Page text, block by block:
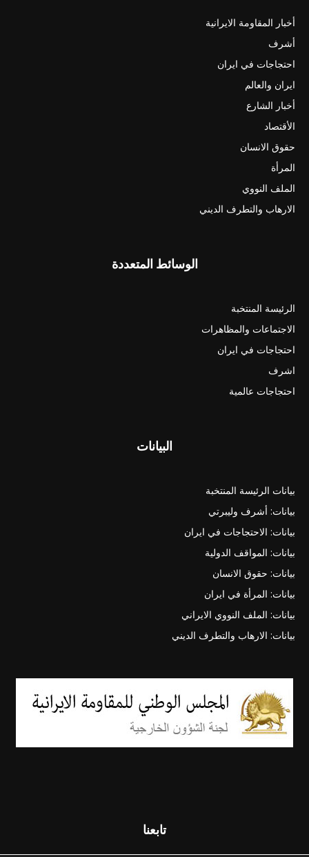
أخبار المقاومة الايرانية
أشرف
احتجاجات في ايران
ايران والعالم
أخبار الشارع
الأقتصاد
حقوق الانسان
المرأة
الملف النووي
الارهاب والتطرف الديني
الوسائط المتعددة
الرئيسة المنتخبة
الاجتماعات والمظاهرات
احتجاجات في ايران
اشرف
احتجاجات عالمية
البيانات
بيانات الرئيسة المنتخبة
بيانات: أشرف وليبرتي
بيانات: الاحتجاجات في ايران
بيانات: المواقف الدولية
بيانات: حقوق الانسان
بيانات: المرأة في ايران
بيانات: الملف النووي الايراني
بيانات: الارهاب والتطرف الديني
تابعنا